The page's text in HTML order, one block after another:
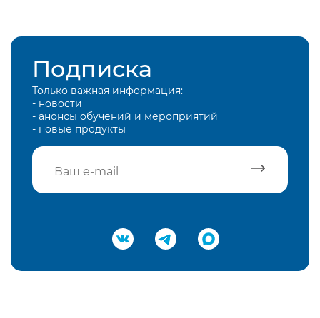
Подписка
Только важная информация:
- новости
- анонсы обучений и мероприятий
- новые продукты
Подтвердить e-mail